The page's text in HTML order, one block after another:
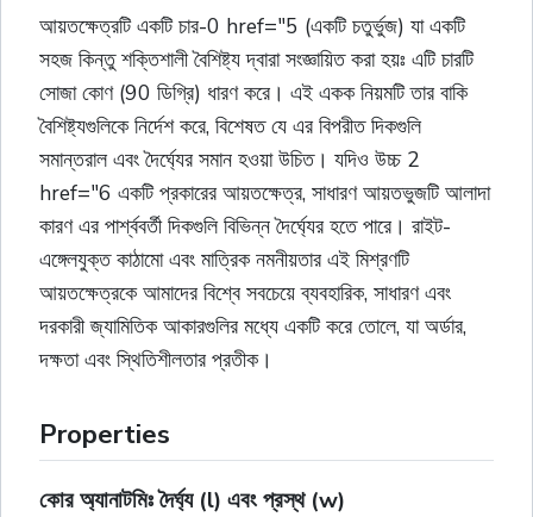
আয়তক্ষেত্রটি একটি চার-0 href="5 (একটি চতুর্ভুজ) যা একটি
সহজ কিন্তু শক্তিশালী বৈশিষ্ট্য দ্বারা সংজ্ঞায়িত করা হয়ঃ এটি চারটি
সোজা কোণ (90 ডিগ্রি) ধারণ করে। এই একক নিয়মটি তার বাকি
বৈশিষ্ট্যগুলিকে নির্দেশ করে, বিশেষত যে এর বিপরীত দিকগুলি
সমান্তরাল এবং দৈর্ঘ্যের সমান হওয়া উচিত। যদিও উচ্চ 2
href="6 একটি প্রকারের আয়তক্ষেত্র, সাধারণ আয়তভুজটি আলাদা
কারণ এর পার্শ্ববর্তী দিকগুলি বিভিন্ন দৈর্ঘ্যের হতে পারে। রাইট-
এঙ্গেলযুক্ত কাঠামো এবং মাত্রিক নমনীয়তার এই মিশ্রণটি
আয়তক্ষেত্রকে আমাদের বিশ্বে সবচেয়ে ব্যবহারিক, সাধারণ এবং
দরকারী জ্যামিতিক আকারগুলির মধ্যে একটি করে তোলে, যা অর্ডার,
দক্ষতা এবং স্থিতিশীলতার প্রতীক।
Properties
কোর অ্যানাটমিঃ দৈর্ঘ্য (l) এবং প্রস্থ (w)